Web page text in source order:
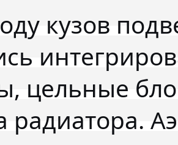
кузов
цельные
радиатора.